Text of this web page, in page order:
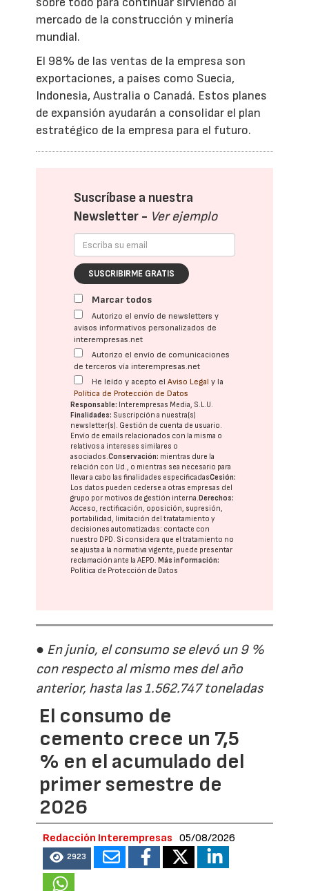
mercado de la construcción y minería
mundial.
El 98% de las ventas de la empresa son
exportaciones, a países como Suecia,
Indonesia, Australia o Canadá. Estos planes
de expansión ayudarán a consolidar el plan
estratégico de la empresa para el futuro.
Suscríbase a nuestra
Newsletter - Ver ejemplo
SUSCRIBIRME GRATIS
Marcar todos
Autorizo el envío de newsletters y
avisos informativos personalizados de
interempresas.net
Autorizo el envío de comunicaciones
de terceros vía interempresas.net
He leído y acepto elAviso Legal y la
Política de Protección de Datos
Responsable: Interempresas Media, S.L.U.
Finalidades: Suscripción a nuestra(s)
newsletter(s). Gestión de cuenta de usuario.
Envío de emails relacionados con la misma o
relativos a intereses similares o
asociados.Conservación: mientras dure la
relación con Ud., o mientras sea necesario para
llevar a cabo las finalidades especificadasCesión:
Los datos pueden cederse a otras empresas del
grupo por motivos de gestión interna. Derechos:
Acceso, rectificación, oposición, supresión,
portabilidad, limitación del tratatamiento y
decisiones automatizadas: contacte con
nuestro DPD. Si considera que el tratamiento no
se ajusta a la normativa vigente, puede presentar
reclamación ante laAEPD. Más información:
Política de Protección de Datos
● En junio, el consumo se elevó un 9 %
con respecto al mismo mes del año
anterior, hasta las 1.562.747 toneladas
El consumo de
cemento crece un 7,5
% en el acumulado del
primer semestre de
2026
Redacción Interempresas 05/08/2026
2923